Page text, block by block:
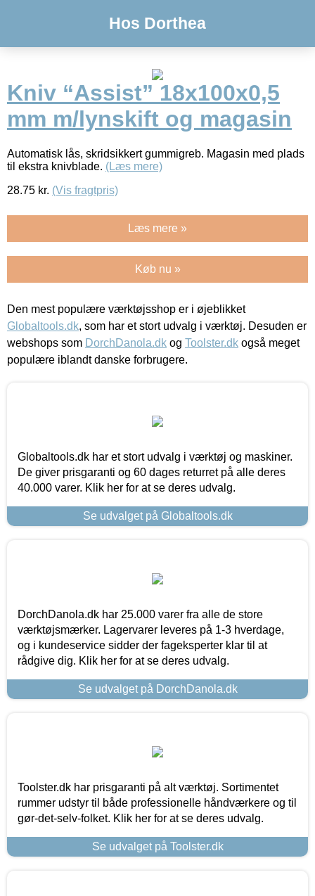
Hos Dorthea
Kniv “Assist” 18x100x0,5
mm m/lynskift og magasin
Automatisk lås, skridsikkert gummigreb. Magasin med plads
til ekstra knivblade. (Læs mere)
28.75 kr. (Vis fragtpris)
Læs mere »
Køb nu »
Den mest populære værktøjsshop er i øjeblikket
Globaltools.dk, som har et stort udvalg i værktøj. Desuden er
webshops som DorchDanola.dk og Toolster.dk også meget
populære iblandt danske forbrugere.
Globaltools.dk har et stort udvalg i værktøj og maskiner.
De giver prisgaranti og 60 dages returret på alle deres
40.000 varer. Klik her for at se deres udvalg.
Se udvalget på Globaltools.dk
DorchDanola.dk har 25.000 varer fra alle de store
værktøjsmærker. Lagervarer leveres på 1-3 hverdage,
og i kundeservice sidder der fageksperter klar til at
rådgive dig. Klik her for at se deres udvalg.
Se udvalget på DorchDanola.dk
Toolster.dk har prisgaranti på alt værktøj. Sortimentet
rummer udstyr til både professionelle håndværkere og til
gør-det-selv-folket. Klik her for at se deres udvalg.
Se udvalget på Toolster.dk